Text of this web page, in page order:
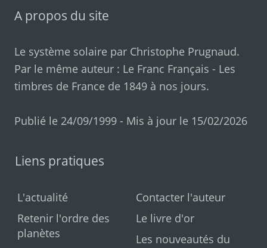
A propos du site
Le système solaire par Christophe Prugnaud.
Par le même auteur : Le Franc Français - Les
timbres de France de 1849 à nos jours.
Publié le 24/09/1999 - Mis à jour le 15/02/2026
Liens pratiques
L'actualité
Retenir l'ordre des
planètes
Contacter l'auteur
Le livre d'or
Les nouveautés du